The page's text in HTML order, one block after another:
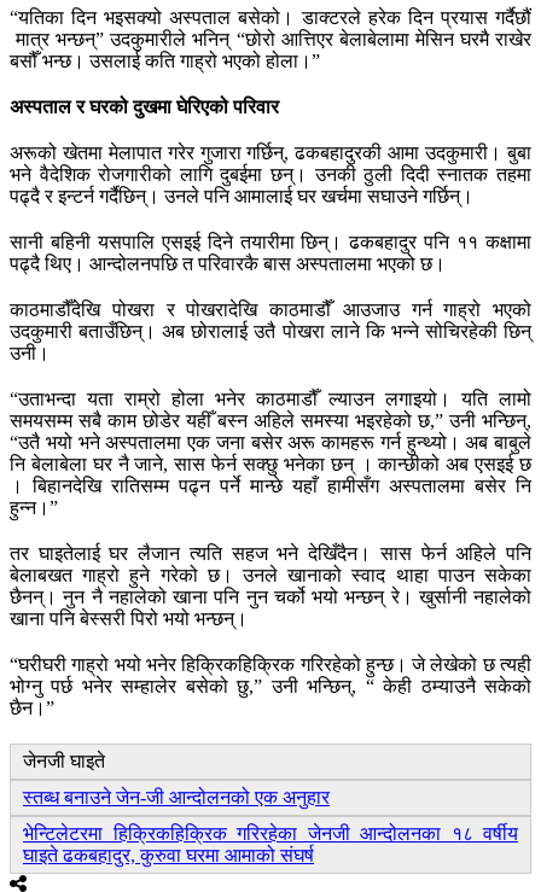
“यतिका दिन भइसक्यो अस्पताल बसेको। डाक्टरले हरेक दिन प्रयास गर्दैछौं
मात्र भन्छन्” उदकुमारीले भनिन् “छोरो आत्तिएर बेलाबेलामा मेसिन घरमै राखेर
बसौँ भन्छ। उसलाई कति गाह्रो भएको होला।”
अस्पताल र घरको दुखमा घेरिएको परिवार
अरूको खेतमा मेलापात गरेर गुजारा गर्छिन्, ढकबहादुरकी आमा उदकुमारी। बुबा
भने वैदेशिक रोजगारीको लागि दुबईमा छन्। उनकी ठुली दिदी स्नातक तहमा
पढ्दै र इन्टर्न गर्दैछिन्। उनले पनि आमालाई घर खर्चमा सघाउने गर्छिन्।
सानी बहिनी यसपालि एसइई दिने तयारीमा छिन्। ढकबहादुर पनि ११ कक्षामा
पढ्दै थिए। आन्दोलनपछि त परिवारकै बास अस्पतालमा भएको छ।
काठमाडौँदेखि पोखरा र पोखरादेखि काठमाडौँ आउजाउ गर्न गाह्रो भएको
उदकुमारी बताउँछिन्। अब छोरालाई उतै पोखरा लाने कि भन्ने सोचिरहेकी छिन्
उनी।
“उताभन्दा यता राम्रो होला भनेर काठमाडौँ ल्याउन लगाइयो। यति लामो
समयसम्म सबै काम छोडेर यहीँ बस्न अहिले समस्या भइरहेको छ,” उनी भन्छिन्,
“उतै भयो भने अस्पतालमा एक जना बसेर अरू कामहरू गर्न हुन्थ्यो। अब बाबुले
नि बेलाबेला घर नै जाने, सास फेर्न सक्छु भनेका छन् । कान्छीको अब एसइई छ
। बिहानदेखि रातिसम्म पढ्न पर्ने मान्छे यहाँ हामीसँग अस्पतालमा बसेर नि
हुन्न।”
तर घाइतेलाई घर लैजान त्यति सहज भने देखिँदैन। सास फेर्न अहिले पनि
बेलाबखत गाह्रो हुने गरेको छ। उनले खानाको स्वाद थाहा पाउन सकेका
छैनन्। नुन नै नहालेको खाना पनि नुन चर्को भयो भन्छन् रे। खुर्सानी नहालेको
खाना पनि बेस्सरी पिरो भयो भन्छन्।
“घरीघरी गाह्रो भयो भनेर हिक्रिकहिक्रिक गरिरहेको हुन्छ। जे लेखेको छ त्यही
भोग्नु पर्छ भनेर सम्हालेर बसेको छु,” उनी भन्छिन्, “ केही ठम्याउनै सकेको
छैन।”
जेनजी घाइते
स्तब्ध बनाउने जेन-जी आन्दोलनको एक अनुहार
भेन्टिलेटरमा हिक्रिकहिक्रिक गरिरहेका जेनजी आन्दोलनका १८ वर्षीय
घाइते ढकबहादुर, कुरुवा घरमा आमाको संघर्ष